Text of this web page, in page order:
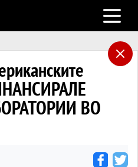
Open
ВО